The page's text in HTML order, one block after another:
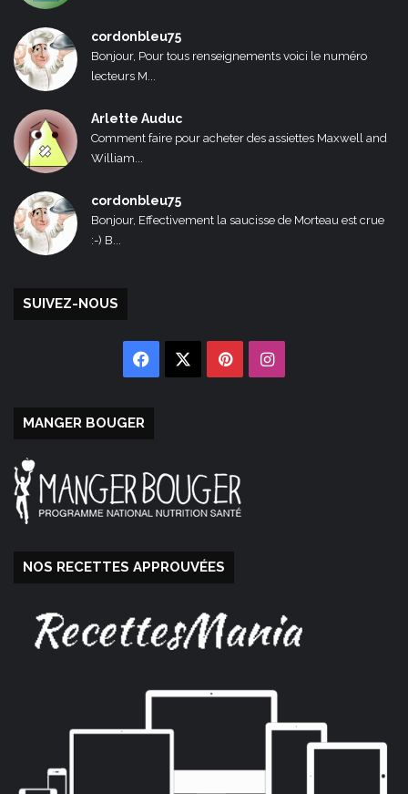
cordonbleu75
Bonjour, Pour tous renseignements voici le numéro
lecteurs M...
Arlette Auduc
Comment faire pour acheter des assiettes Maxwell and
William...
cordonbleu75
Bonjour, Effectivement la saucisse de Morteau est crue
:-) B...
SUIVEZ-NOUS
Facebook PinterestInstagram
MANGER BOUGER
NOS RECETTES APPROUVÉES